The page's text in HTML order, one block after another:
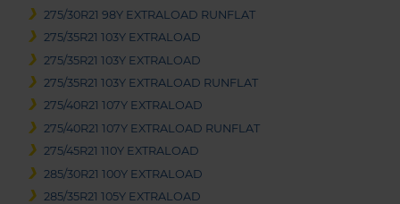
275/30R21 98Y EXTRALOAD RUNFLAT
275/35R21 103Y EXTRALOAD
275/35R21 103Y EXTRALOAD
275/35R21 103Y EXTRALOAD RUNFLAT
275/40R21 107Y EXTRALOAD
275/40R21 107Y EXTRALOAD RUNFLAT
275/45R21 110Y EXTRALOAD
285/30R21 100Y EXTRALOAD
285/35R21 105Y EXTRALOAD